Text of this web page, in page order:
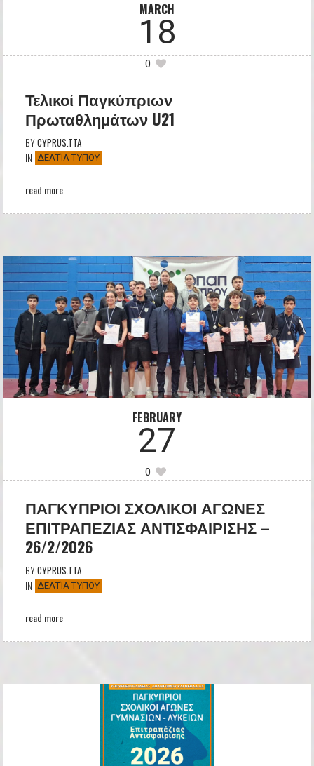
MARCH
18
0
Τελικοί Παγκύπριων
Πρωταθλημάτων U21
BYCYPRUS.TTA
IN ΔΕΛΤΊΑ ΤΎΠΟΥ
read more
FEBRUARY
27
0
ΠΑΓΚΥΠΡΙΟΙ ΣΧΟΛΙΚΟΙ ΑΓΩΝΕΣ
ΕΠΙΤΡΑΠΕΖΙΑΣ ΑΝΤΙΣΦΑΙΡΙΣΗΣ –
26/2/2026
BYCYPRUS.TTA
IN ΔΕΛΤΊΑ ΤΎΠΟΥ
read more